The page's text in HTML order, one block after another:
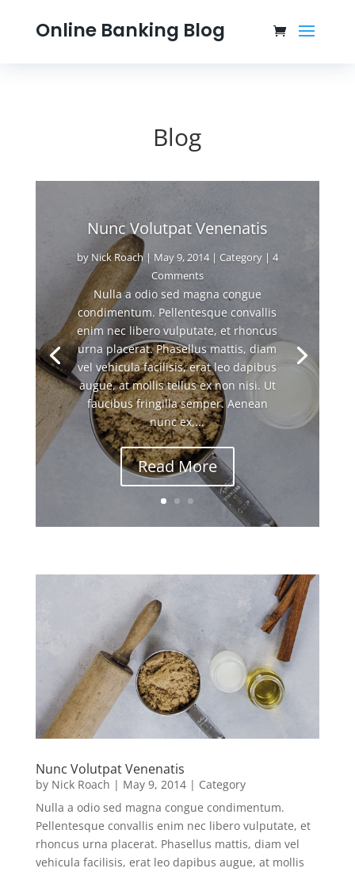
Online Banking Blog
Blog
Nunc Volutpat Venenatis
by Nick Roach| May 9, 2014| Category| 4
Comments
Nulla a odio sed magna congue
condimentum. Pellentesque convallis
enim nec libero vulputate, et rhoncus
urna placerat. Phasellus mattis, diam
vel vehicula facilisis, erat leo dapibus
augue, at mollis tellus ex non nisi. Ut
faucibus fringilla semper. Aenean
nunc ex,...
Read More
Nunc Volutpat Venenatis
by Nick Roach | May 9, 2014| Category
Nulla a odio sed magna congue condimentum.
Pellentesque convallis enim nec libero vulputate, et
rhoncus urna placerat. Phasellus mattis, diam vel
vehicula facilisis, erat leo dapibus augue, at mollis